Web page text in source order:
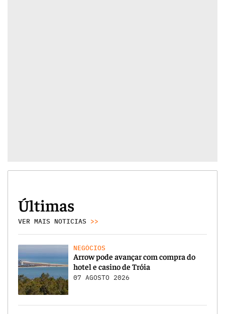
Últimas
VER MAIS NOTICIAS >>
NEGÓCIOS
Arrow pode avançar com compra do
hotel e casino de Tróia
07 AGOSTO 2026